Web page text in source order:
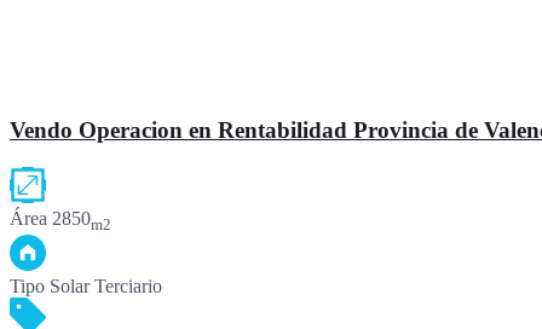
Vendo Operacion en Rentabilidad Provincia de
Área 2850m2
Tipo Solar Terciario